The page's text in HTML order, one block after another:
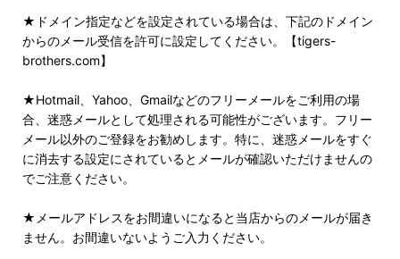
★ドメイン指定などを設定されている場合は、下記のドメイン
からのメール受信を許可に設定してください。【tigers-
brothers.com】
★Hotmail、Yahoo、Gmailなどのフリーメールをご利用の場
合、迷惑メールとして処理される可能性がございます。フリー
メール以外のご登録をお勧めします。特に、迷惑メールをすぐ
に消去する設定にされているとメールが確認いただけませんの
でご注意ください。
★メールアドレスをお間違いになると当店からのメールが届き
ません。お間違いないようご入力ください。